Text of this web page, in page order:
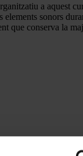
a aquest
elements sonors
que conserva la